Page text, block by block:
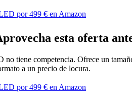
por 499 € en Amazon
esta oferta
tiene competencia. Ofrece un
a un precio de locura.
por 499 € en Amazon